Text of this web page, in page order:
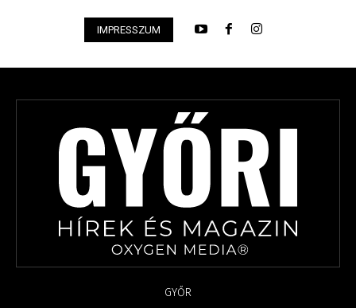
IMPRESSZUM
GYŐR